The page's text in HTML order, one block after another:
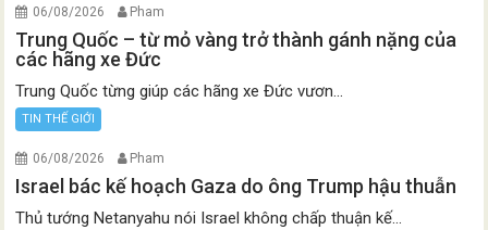
06/08/2026 Pham
Trung Quốc – từ mỏ vàng trở thành gánh nặng của
các hãng xe Đức
Trung Quốc từng giúp các hãng xe Đức vươn...
TIN THẾ GIỚI
06/08/2026 Pham
Israel bác kế hoạch Gaza do ông Trump hậu thuẫn
Thủ tướng Netanyahu nói Israel không chấp thuận kế...